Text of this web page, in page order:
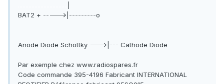
BAT2 + ----->|---------o
Anode Diode Schottky --->|--- Cathode Diode
Par exemple chez www.radiospares.fr
Code commande 395-4196 Fabricant INTERNATIONAL